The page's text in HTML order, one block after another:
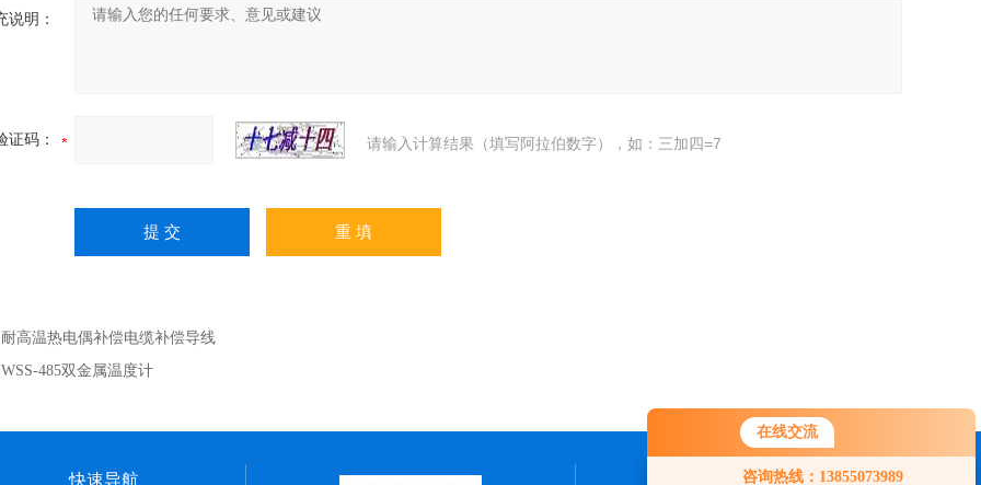
在线交流
咨询热线：13855073989
说明：
证码： 请输入计算结果（填写阿拉伯数字），如：三加四=7
耐高温热电偶补偿电缆补偿导线
WSS-485双金属温度计
快速导航